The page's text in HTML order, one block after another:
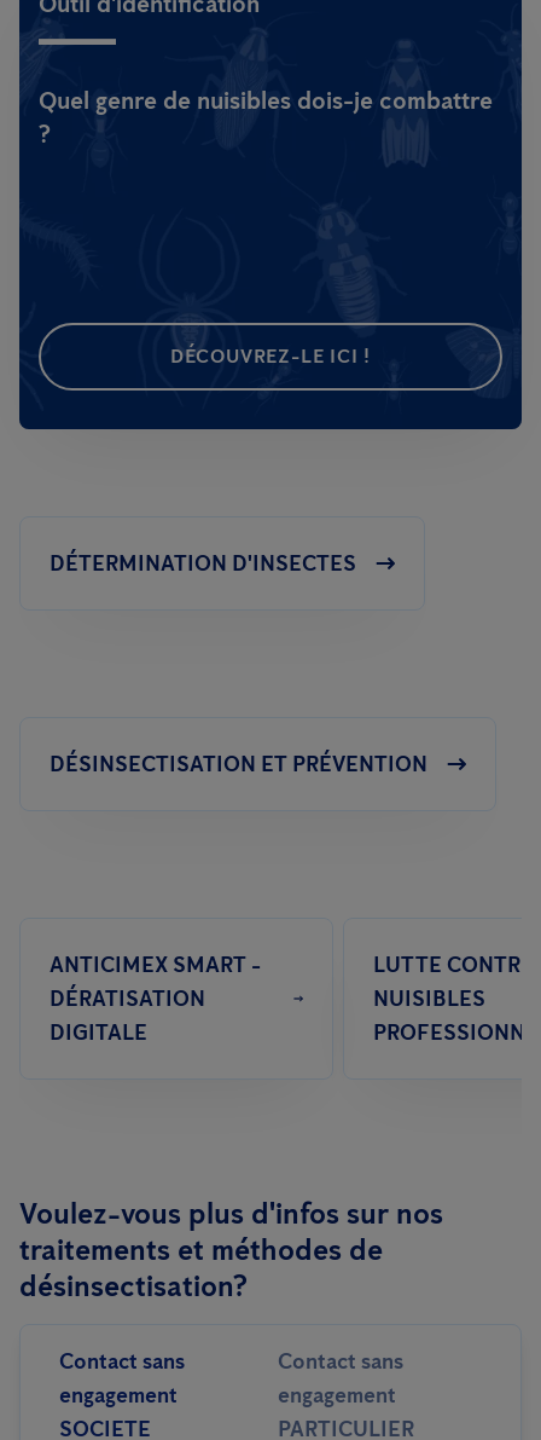
Quel genre de nuisibles dois-je combattre
?
DÉCOUVREZ-LE ICI !
DÉTERMINATION D'INSECTES
DÉSINSECTISATION ET PRÉVENTION
ANTICIMEX SMART -
DÉRATISATION
DIGITALE
LUTTE CONTRE
NUISIBLES
Voulez-vous plus d'infos sur nos
traitements et méthodes de
désinsectisation?
Contact sans
engagement
SOCIETE
Contact sans
engagement
PARTICULIER